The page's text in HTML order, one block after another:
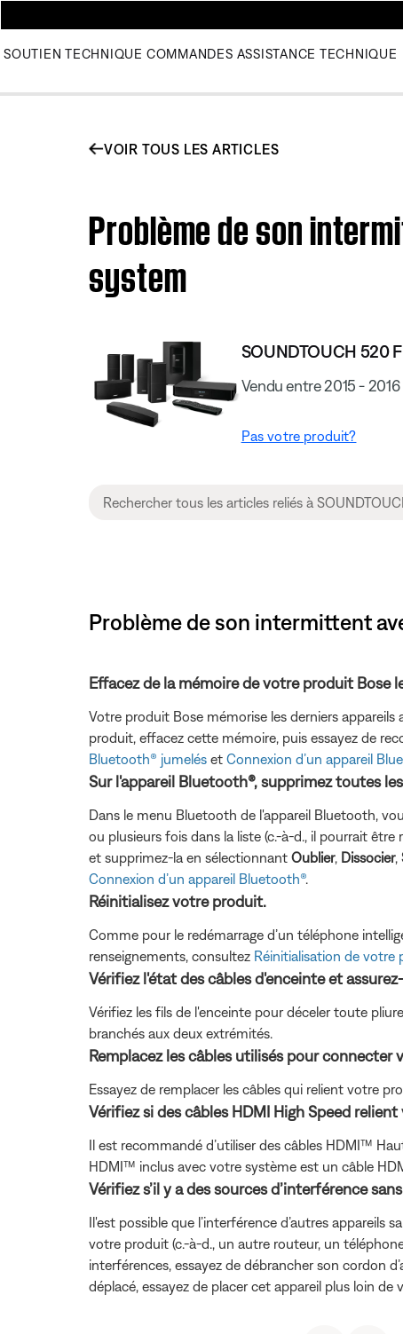
SOUTIEN TECHNIQUE COMMANDES ASSISTANCE TECHNIQUE
VOIR TOUS LES ARTICLES
Problème de son
system
SOUNDTOUCH 520
Vendu entre 2015 - 2016
Pas votre produit?
Problème de son intermittent
Effacez de la mémoire de votre produit Bose
Votre produit Bose mémorise les derniers
produit, effacez cette mémoire, puis essayez de
Bluetooth® jumelés et Connexion d’un appareil
Sur l'appareil Bluetooth®, supprimez toutes
Dans le menu Bluetooth de l'appareil Bluetooth,
ou plusieurs fois dans la liste (c.-à-d., il pourrait
et supprimez-la en sélectionnant Oublier, Dissocier,
Connexion d’un appareil Bluetooth®.
Réinitialisez votre produit.
Comme pour le redémarrage d’un téléphone
renseignements, consultez Réinitialisation de votre
Vérifiez l'état des câbles d'enceinte et
Vérifiez les fils de l'enceinte pour déceler toute
branchés aux deux extrémités.
Remplacez les câbles utilisés pour connecter
Essayez de remplacer les câbles qui relient votre
Vérifiez si des câbles HDMI High Speed
Il est recommandé d’utiliser des câbles HDMI™
HDMI™ inclus avec votre système est un câble
Vérifiez s’il y a des sources d’interférence
Il'est possible que l’interférence d’autres appareils
votre produit (c.-à-d., un autre routeur, un
interférences, essayez de débrancher son cordon
déplacé, essayez de placer cet appareil plus loin de